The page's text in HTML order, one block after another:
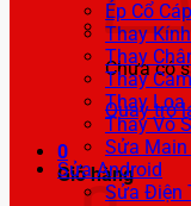
Chưa có
Quay trở
0
Giỏ hàng
Ép Cổ
Thay
Thay
Thay
Thay Loa
Thay Vỏ
Sửa
Sửa Android
Sửa Điện